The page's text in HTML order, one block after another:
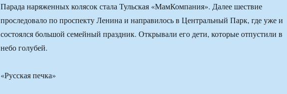
Парада наряженных колясок стала Тульская «МамКомпания». Далее шествие
проследовало по проспекту Ленина и направилось в Центральный Парк, где уже и
состоялся большой семейный праздник. Открывали его дети, которые отпустили в
небо голубей.
«Русская печка»